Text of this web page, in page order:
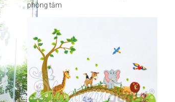
phòng tắm